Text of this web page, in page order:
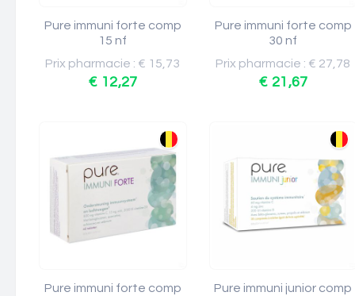
Pure immuni forte comp
15 nf
Prix pharmacie : € 15,73
€ 12,27
Pure immuni forte comp
30 nf
Prix pharmacie : € 27,78
€ 21,67
Pure immuni forte comp
Pure immuni junior comp